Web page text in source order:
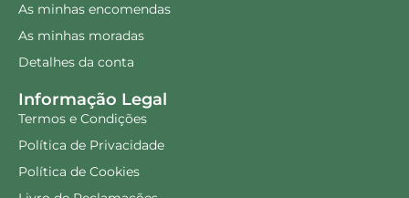
As minhas encomendas
As minhas moradas
Detalhes da conta
Informação Legal
Termos e Condições
Política de Privacidade
Política de Cookies